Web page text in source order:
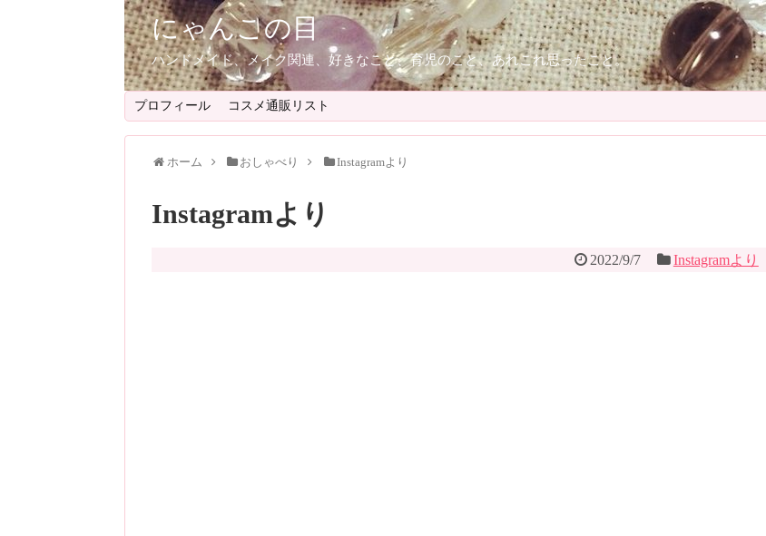
にゃんこの目
ハンドメイド、メイク関連、好きなこと、育児のこと、あれこれ思ったこと。
プロフィール コスメ通販リスト
ホーム おしゃべり Instagramより
Instagramより
2022/9/7 Instagramより